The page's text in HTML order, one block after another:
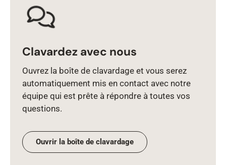
Clavardez avec nous
Ouvrez la boîte de clavardage et vous serez
automatiquement mis en contact avec notre
équipe qui est prête à répondre à toutes vos
questions.
Ouvrir la boîte de clavardage